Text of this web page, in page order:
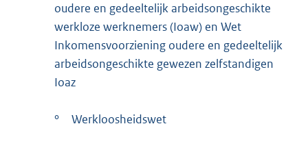
oudere en gedeeltelijk arbeidsongeschikte
werkloze werknemers (Ioaw) en Wet
Inkomensvoorziening oudere en gedeeltelijk
arbeidsongeschikte gewezen zelfstandigen
Ioaz
° Werkloosheidswet